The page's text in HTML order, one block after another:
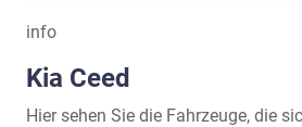
info
Kia Ceed
Hier sehen Sie die Fahrzeuge, die